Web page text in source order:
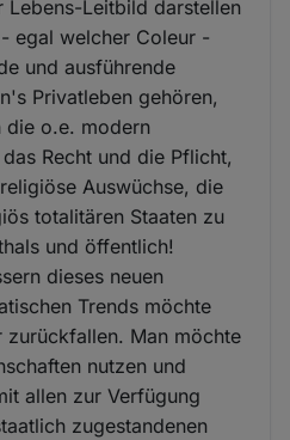
Lebens-Leitbild darstellen
egal welcher Coleur -
und ausführende
Privatleben gehören,
die o.e. modern
Recht und die Pflicht,
Auswüchse, die
totalitären Staaten zu
und öffentlich!
dieses neuen
Trends möchte
zurückfallen. Man möchte
nutzen und
allen zur Verfügung
zugestandenen